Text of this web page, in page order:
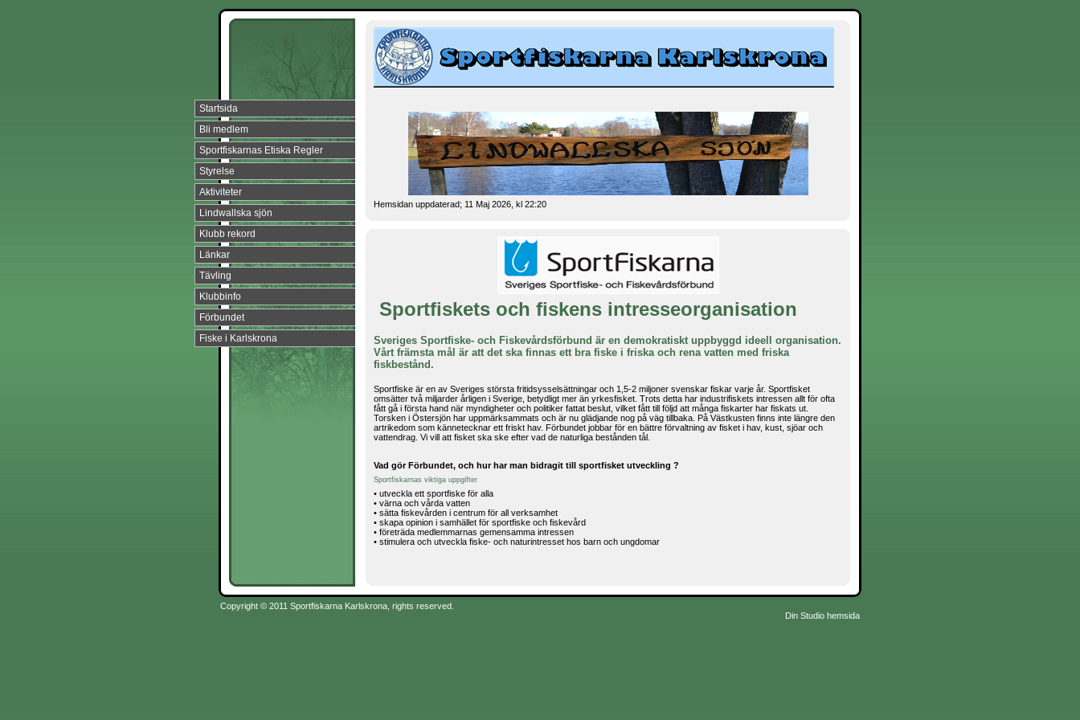
Startsida
Bli medlem
Sportfiskarnas Etiska Regler
Styrelse
Aktiviteter
Lindwallska sjön
Klubb rekord
Länkar
Tävling
Klubbinfo
Förbundet
Fiske i Karlskrona
Hemsidan uppdaterad; 11 Maj 2026, kl 22:20
Sportfiskets och fiskens intresseorganisation
Sveriges Sportfiske- och Fiskevårdsförbund är en demokratiskt uppbyggd ideell organisation.
Vårt främsta mål är att det ska finnas ett bra fiske i friska och rena vatten med friska
fiskbestånd.
Sportfiske är en av Sveriges största fritidsysselsättningar och 1,5-2 miljoner svenskar fiskar varje år. Sportfisket
omsätter två miljarder årligen i Sverige, betydligt mer än yrkesfisket. Trots detta har industrifiskets intressen allt för ofta
fått gå i första hand när myndigheter och politiker fattat beslut, vilket fått till följd att många fiskarter har fiskats ut.
Torsken i Östersjön har uppmärksammats och är nu glädjande nog på väg tillbaka. På Västkusten finns inte längre den
artrikedom som kännetecknar ett friskt hav. Förbundet jobbar för en bättre förvaltning av fisket i hav, kust, sjöar och
vattendrag. Vi vill att fisket ska ske efter vad de naturliga bestånden tål.
Vad gör Förbundet, och hur har man bidragit till sportfisket utveckling ?
Sportfiskarnas viktiga uppgifter
• utveckla ett sportfiske för alla
• värna och vårda vatten
• sätta fiskevården i centrum för all verksamhet
• skapa opinion i samhället för sportfiske och fiskevård
• företräda medlemmarnas gemensamma intressen
• stimulera och utveckla fiske- och naturintresset hos barn och ungdomar
Copyright © 2011 Sportfiskarna Karlskrona, rights reserved.
Din Studio hemsida